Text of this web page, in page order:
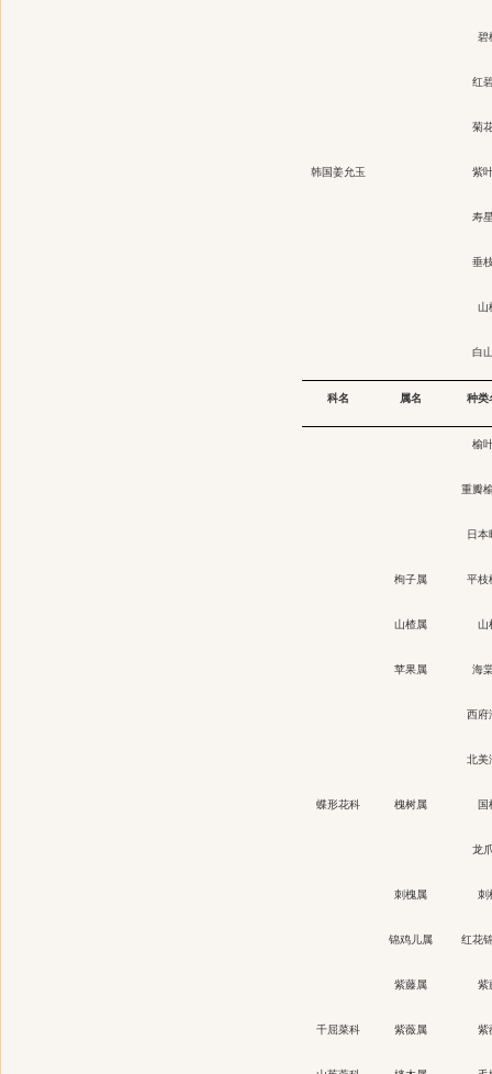
碧
红
菊
韩国姜允玉 紫
寿
垂
山
白
科名 属名 种类
榆
重瓣
日本
栒子属 平枝
山楂属 山
苹果属 海
西府
北美
蝶形花科 槐树属 国
龙
刺槐属 刺
锦鸡儿属 红花
紫藤属 紫
千屈菜科 紫薇属 紫